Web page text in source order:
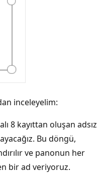
inceleyelim:
8 kayıttan oluşan adsız
Bu döngü,
ve panonun her
bir ad veriyoruz.